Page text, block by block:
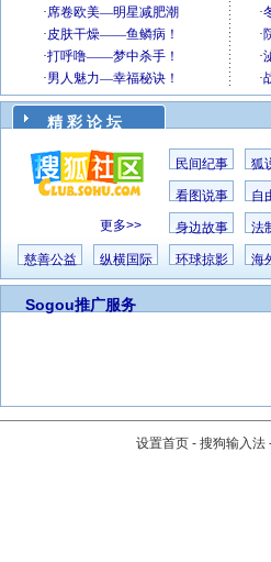
精 彩 论 坛
更多>>
民间纪事 狐
看图说事 自
身边故事 法
慈善公益 纵横国际 环球掠影 海
Sogou推广服务
设置首页 - 搜狗输入法